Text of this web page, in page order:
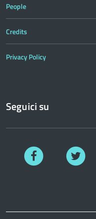
People
Credits
Privacy Policy
Seguici su
Facebook